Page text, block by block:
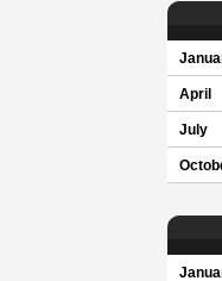
April
July